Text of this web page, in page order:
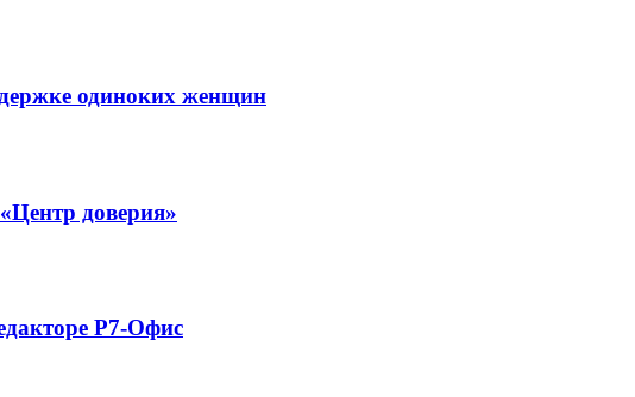
одиноких женщин
доверия»
Р7-Офис